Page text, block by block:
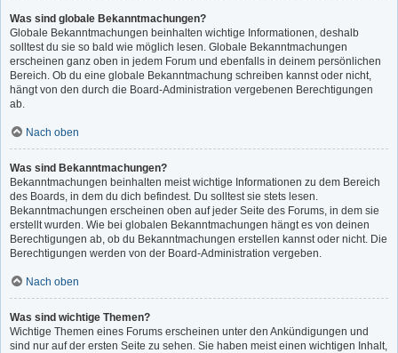
Was sind globale Bekanntmachungen?
Globale Bekanntmachungen beinhalten wichtige Informationen, deshalb
solltest du sie so bald wie möglich lesen. Globale Bekanntmachungen
erscheinen ganz oben in jedem Forum und ebenfalls in deinem persönlichen
Bereich. Ob du eine globale Bekanntmachung schreiben kannst oder nicht,
hängt von den durch die Board-Administration vergebenen Berechtigungen
ab.
Nach oben
Was sind Bekanntmachungen?
Bekanntmachungen beinhalten meist wichtige Informationen zu dem Bereich
des Boards, in dem du dich befindest. Du solltest sie stets lesen.
Bekanntmachungen erscheinen oben auf jeder Seite des Forums, in dem sie
erstellt wurden. Wie bei globalen Bekanntmachungen hängt es von deinen
Berechtigungen ab, ob du Bekanntmachungen erstellen kannst oder nicht. Die
Berechtigungen werden von der Board-Administration vergeben.
Nach oben
Was sind wichtige Themen?
Wichtige Themen eines Forums erscheinen unter den Ankündigungen und
sind nur auf der ersten Seite zu sehen. Sie haben meist einen wichtigen Inhalt,